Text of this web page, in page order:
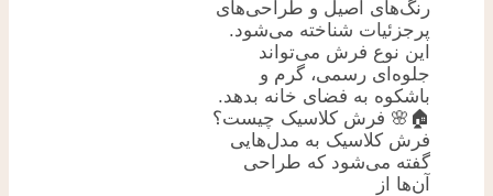
رنگ‌های اصیل و طراحی‌های
پرجزئیات شناخته می‌شود.
این نوع فرش می‌تواند
جلوه‌ای رسمی، گرم و
باشکوه به فضای خانه بدهد.
🏠🌸 فرش کلاسیک چیست؟
فرش کلاسیک به مدل‌هایی
گفته می‌شود که طراحی
آن‌ها از